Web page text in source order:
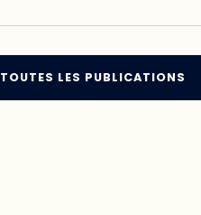
TOUTES LES PUBLICATIONS